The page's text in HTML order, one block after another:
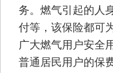
务。燃气引起的人
付等，该保险都可
广大燃气用户安全
普通居民用户的保